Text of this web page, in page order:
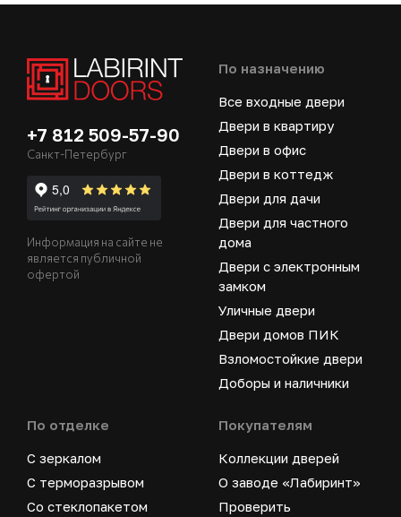
+7 812 509-57-90
Санкт-Петербург
Информация на сайте не
является публичной
офертой
По назначению
Все входные двери
Двери в квартиру
Двери в офис
Двери в коттедж
Двери для дачи
Двери для частного
дома
Двери с электронным
замком
Уличные двери
Двери домов ПИК
Взломостойкие двери
Доборы и наличники
По отделке
С зеркалом
С терморазрывом
Со стеклопакетом
Покупателям
Коллекции дверей
О заводе «Лабиринт»
Проверить